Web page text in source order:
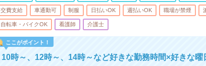
交費支給 車通勤可 制服 日払いOK 週払いOK 職場が禁煙
自転車・バイクOK 看護師 介護士
ここがポイント！
10時～、12時～、14時～など好きな勤務時間×好きな曜